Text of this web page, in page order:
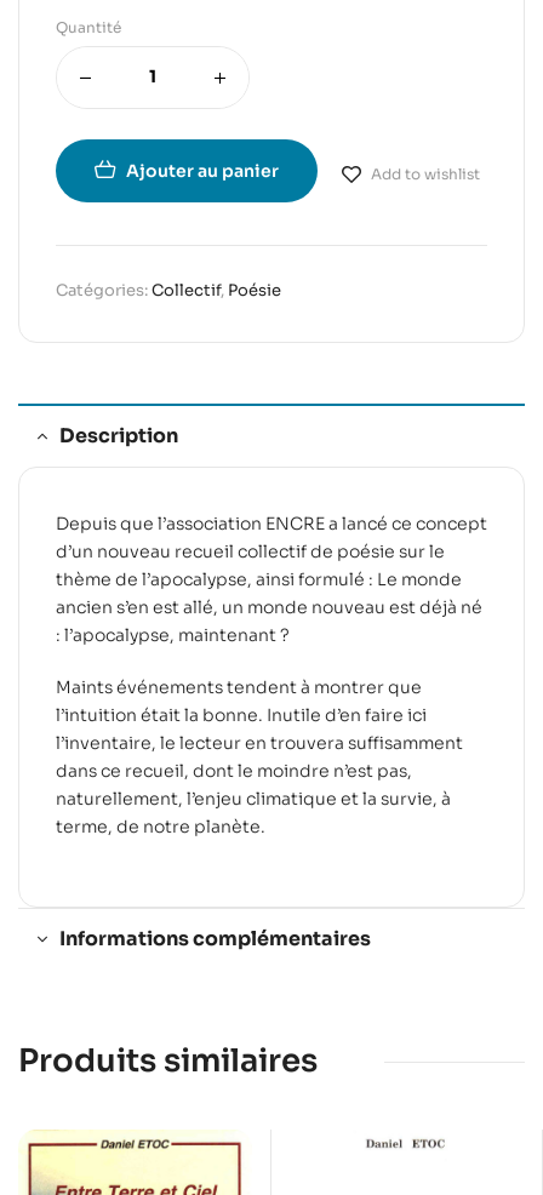
Quantité
Ajouter au panier Add to wishlist
Catégories:Collectif, Poésie
Description
Depuis que l’association ENCRE a lancé ce concept
d’un nouveau recueil collectif de poésie sur le
thème de l’apocalypse, ainsi formulé : Le monde
ancien s’en est allé, un monde nouveau est déjà né
: l’apocalypse, maintenant ?
Maints événements tendent à montrer que
l’intuition était la bonne. Inutile d’en faire ici
l’inventaire, le lecteur en trouvera suffisamment
dans ce recueil, dont le moindre n’est pas,
naturellement, l’enjeu climatique et la survie, à
terme, de notre planète.
Informations complémentaires
Produits similaires